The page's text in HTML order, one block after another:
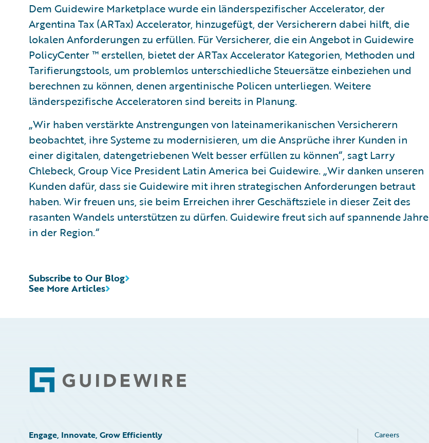
Dem Guidewire Marketplace wurde ein länderspezifischer Accelerator, der
Argentina Tax (ARTax) Accelerator, hinzugefügt, der Versicherern dabei hilft, die
lokalen Anforderungen zu erfüllen. Für Versicherer, die ein Angebot in Guidewire
PolicyCenter ™ erstellen, bietet der ARTax Accelerator Kategorien, Methoden und
Tarifierungstools, um problemlos unterschiedliche Steuersätze einbeziehen und
berechnen zu können, denen argentinische Policen unterliegen. Weitere
länderspezifische Acceleratoren sind bereits in Planung.
„Wir haben verstärkte Anstrengungen von lateinamerikanischen Versicherern
beobachtet, ihre Systeme zu modernisieren, um die Ansprüche ihrer Kunden in
einer digitalen, datengetriebenen Welt besser erfüllen zu können“, sagt Larry
Chlebeck, Group Vice President Latin America bei Guidewire. „Wir danken unseren
Kunden dafür, dass sie Guidewire mit ihren strategischen Anforderungen betraut
haben. Wir freuen uns, sie beim Erreichen ihrer Geschäftsziele in dieser Zeit des
rasanten Wandels unterstützen zu dürfen. Guidewire freut sich auf spannende Jahre
in der Region.“
See More Articles
Subscribe to Our Blog
Footer
Engage, Innovate, Grow Efficiently Careers